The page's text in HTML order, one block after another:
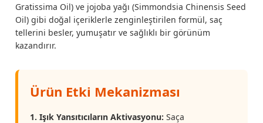
Gratissima Oil) ve jojoba yağı (Simmondsia Chinensis Seed
Oil) gibi doğal içeriklerle zenginleştirilen formül, saç
tellerini besler, yumuşatır ve sağlıklı bir görünüm
kazandırır.
Ürün Etki Mekanizması
1. Işık Yansıtıcıların Aktivasyonu: Saça